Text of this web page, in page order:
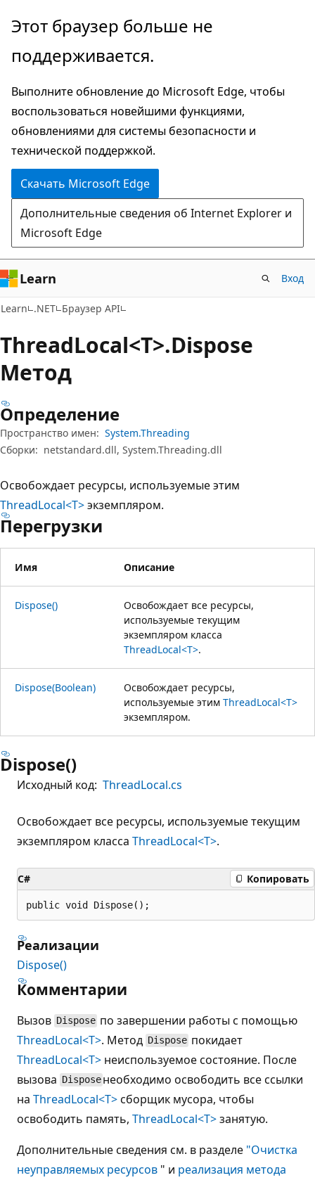
Пропустить
перейти
основному
содержимому
Переход
навигации
странице
Этот браузер больше не
поддерживается.
Выполните обновление до Microsoft Edge, чтобы
воспользоваться новейшими функциями,
обновлениями для системы безопасности и
технической поддержкой.
Скачать Microsoft Edge
Дополнительные сведения об Internet Explorer и
Microsoft Edge
Learn Вход
Learn .NET Браузер API
ThreadLocal<T>.Dispose
Метод
Определение
Пространство имен: System.Threading
Сборки: netstandard.dll, System.Threading.dll
Освобождает ресурсы, используемые этим
ThreadLocal<T>экземпляром.
Перегрузки
Имя Описание
Dispose()
Освобождает все ресурсы,
используемые текущим
экземпляром класса
ThreadLocal<T>.
Dispose(Boolean)
Освобождает ресурсы,
используемые этим ThreadLocal<T>
экземпляром.
Dispose()
Исходный код: ThreadLocal.cs
Освобождает все ресурсы, используемые текущим
экземпляром класса ThreadLocal<T>.
C# Копировать
public void Dispose();
Реализации
Dispose()
Комментарии
Вызов Dispose по завершении работы с помощью
ThreadLocal<T>. Метод Dispose покидает
ThreadLocal<T> неиспользуемое состояние. После
вызова Dispose необходимо освободить все ссылки
на ThreadLocal<T>сборщик мусора, чтобы
освободить память, ThreadLocal<T>занятую.
Дополнительные сведения см. в разделе "Очистка
неуправляемых ресурсов " и реализация метода